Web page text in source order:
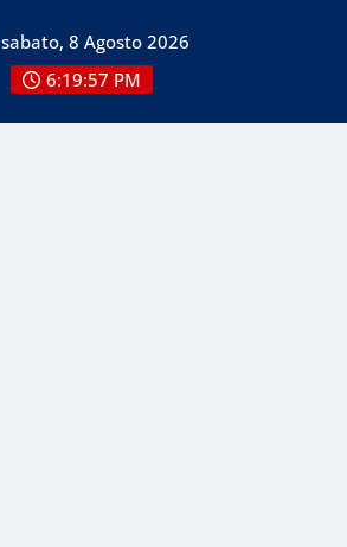
sabato, 8 Agosto 2026
6:19:58 PM